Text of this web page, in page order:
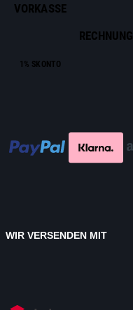
VORKASSE
1% SKONTO
RECHNUNG
WIR VERSENDEN MIT